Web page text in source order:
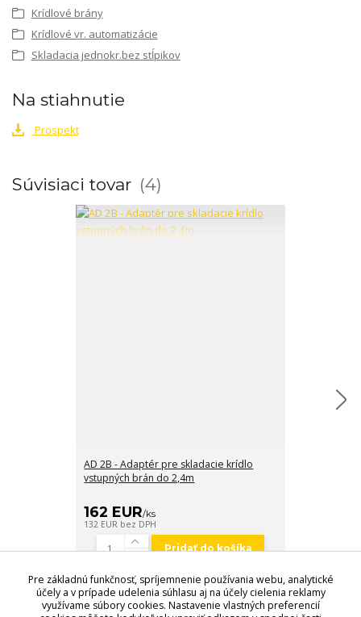
Krídlové brány
Krídlové vr. automatizácie
Skladacia jednokr.bez stĺpikov
Na stiahnutie
Prospekt
Súvisiaci tovar 4
AD 2B - Adaptér pre skladacie krídlo
vstupných brán do 2,4m
162 EUR/ks
132 EUR bez DPH
Pridať do košíka
Pre základnú funkčnosť, spríjemnenie používania webu, analytické
účely a v prípade udelenia súhlasu aj na účely cielenia reklamy
využívame súbory cookies. Nastavenie vlastných preferencií